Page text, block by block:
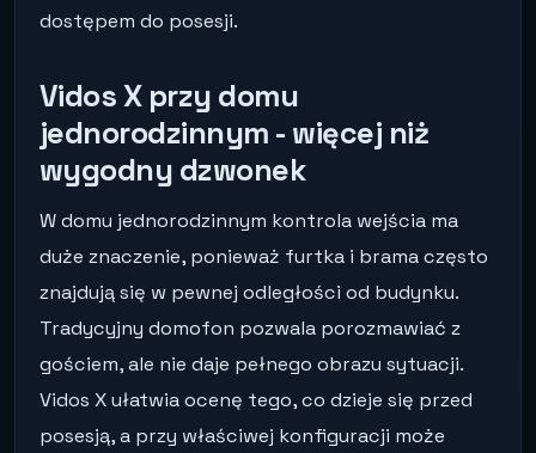
dostępem do posesji.
Vidos X przy domu
jednorodzinnym - więcej niż
wygodny dzwonek
W domu jednorodzinnym kontrola wejścia ma
duże znaczenie, ponieważ furtka i brama często
znajdują się w pewnej odległości od budynku.
Tradycyjny domofon pozwala porozmawiać z
gościem, ale nie daje pełnego obrazu sytuacji.
Vidos X ułatwia ocenę tego, co dzieje się przed
posesją, a przy właściwej konfiguracji może